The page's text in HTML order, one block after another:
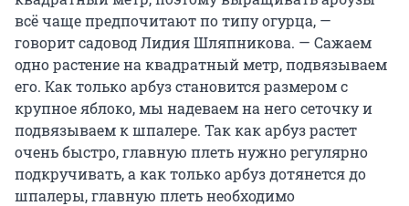
всё чаще предпочитают по типу огурца, —
говорит садовод Лидия Шляпникова. — Сажаем
одно растение на квадратный метр, подвязываем
его. Как только арбуз становится размером с
крупное яблоко, мы надеваем на него сеточку и
подвязываем к шпалере. Так как арбуз растет
очень быстро, главную плеть нужно регулярно
подкручивать, а как только арбуз дотянется до
шпалеры, главную плеть необходимо